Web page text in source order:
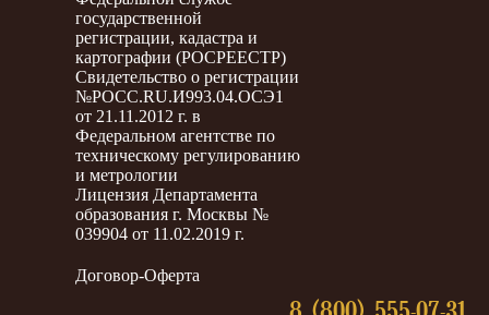
государственной
регистрации, кадастра и
картографии (РОСРЕЕСТР)
Свидетельство о регистрации
№РОСС.RU.И993.04.ОСЭ1
от 21.11.2012 г. в
Федеральном агентстве по
техническому регулированию
и метрологии
Лицензия Департамента
образования г. Москвы №
039904 от 11.02.2019 г.
Договор-Оферта